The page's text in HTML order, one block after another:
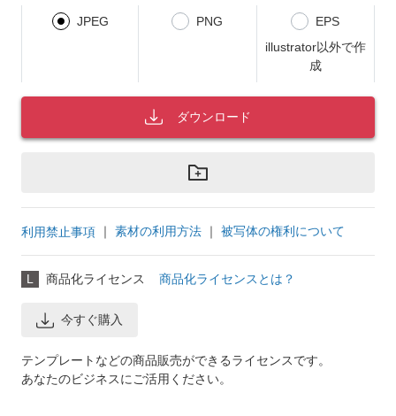
JPEG PNG
EPS
illustrator以外で作
成
ダウンロード
利用禁止事項 ｜ 素材の利用方法 ｜ 被写体の権利について
L 商品化ライセンス 商品化ライセンスとは？
今すぐ購入
テンプレートなどの商品販売ができるライセンスです。
あなたのビジネスにご活用ください。